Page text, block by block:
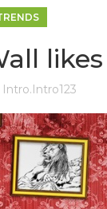
Intro.intro123